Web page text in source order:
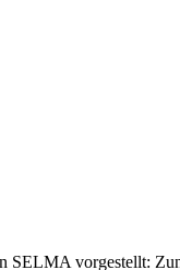
vorgestellt: